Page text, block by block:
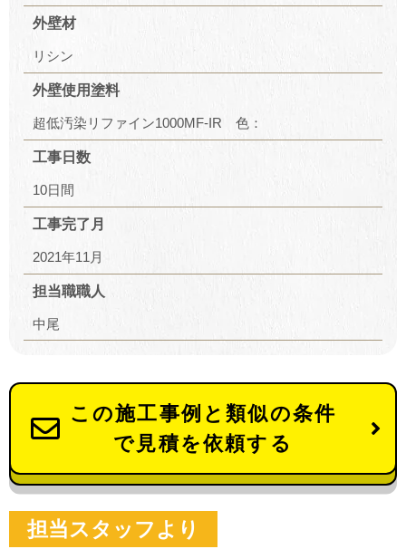
外壁材
リシン
外壁使用塗料
超低汚染リファイン1000MF-IR 色：
工事日数
10日間
工事完了月
2021年11月
担当職職人
中尾
この施工事例と類似の条件
で見積を依頼する
担当スタッフより